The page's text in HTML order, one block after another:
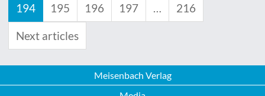
194 195 196 197 … 216
Next articles
Meisenbach Verlag